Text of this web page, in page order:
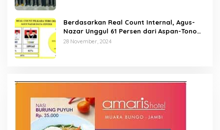
Berdasarkan Real Count Internal, Agus-
Nazar Unggul 61 Persen dari Aspan-Tono
Hanya 39 Persen
28 November, 2024